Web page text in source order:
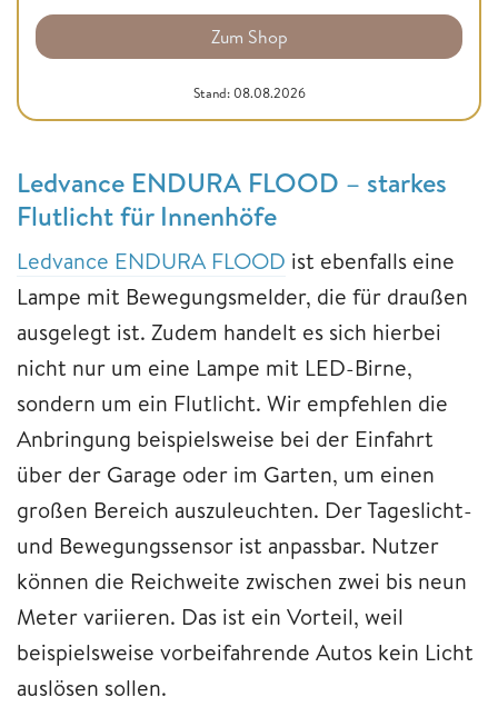
Zum Shop
Stand: 08.08.2026
Ledvance ENDURA FLOOD – starkes
Flutlicht für Innenhöfe
Ledvance ENDURA FLOOD ist ebenfalls eine
Lampe mit Bewegungsmelder, die für draußen
ausgelegt ist. Zudem handelt es sich hierbei
nicht nur um eine Lampe mit LED-Birne,
sondern um ein Flutlicht. Wir empfehlen die
Anbringung beispielsweise bei der Einfahrt
über der Garage oder im Garten, um einen
großen Bereich auszuleuchten. Der Tageslicht-
und Bewegungssensor ist anpassbar. Nutzer
können die Reichweite zwischen zwei bis neun
Meter variieren. Das ist ein Vorteil, weil
beispielsweise vorbeifahrende Autos kein Licht
auslösen sollen.